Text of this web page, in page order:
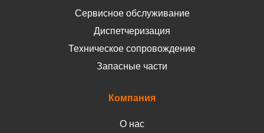
Сервисное обслуживание
Диспетчеризация
Техническое сопровождение
Запасные части
Компания
О нас